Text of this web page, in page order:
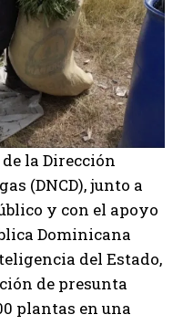
la Dirección
(DNCD), junto a
y con el apoyo
Dominicana
del Estado,
de presunta
plantas en una